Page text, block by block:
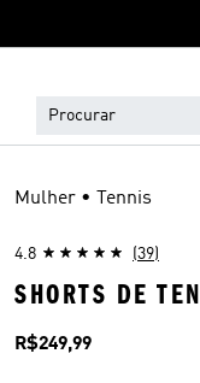
Mulher • Tennis
4.8 (39)
SHORTS DE
Preço
R$249,99